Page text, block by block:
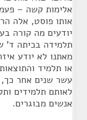
אלימות קשה –
אותו פוסט, אלה
יודעים מה קורה
תלמידה בכיתה ד'
מאתנו לא יודע
או תלמיד
עשר שנים אחר כך,
לאותם תלמידים
אנשים מבוגרים.